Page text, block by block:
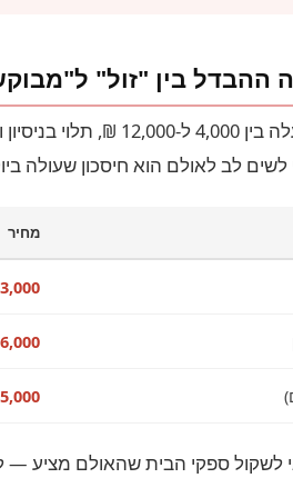
לשים לב לאולם הוא חיסכון
מחיר
לשקול ספקי הבית שהאולם מציע —